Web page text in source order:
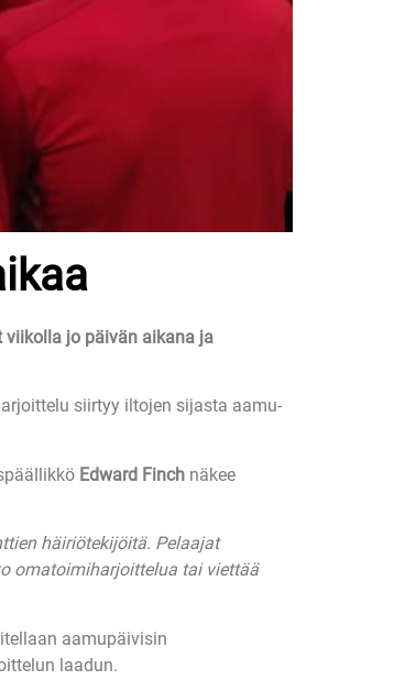
viikolla jo päivän aikana ja
siirtyy iltojen sijasta aamu-
Edward Finch näkee
häiriötekijöitä. Pelaajat
omatoimiharjoittelua tai viettää
aamupäivisin
laadun.